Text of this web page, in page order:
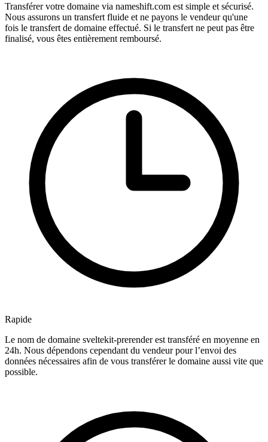
Transférer votre domaine via nameshift.com est simple et sécurisé.
Nous assurons un transfert fluide et ne payons le vendeur qu'une
fois le transfert de domaine effectué. Si le transfert ne peut pas être
finalisé, vous êtes entièrement remboursé.
Rapide
Le nom de domaine sveltekit-prerender est transféré en moyenne en
24h. Nous dépendons cependant du vendeur pour l’envoi des
données nécessaires afin de vous transférer le domaine aussi vite que
possible.